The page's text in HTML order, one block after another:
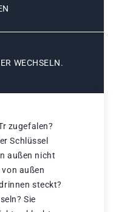
WECHSELN.
zugefalen?
Schlüssel
außen nicht
außen
steckt?
Sie